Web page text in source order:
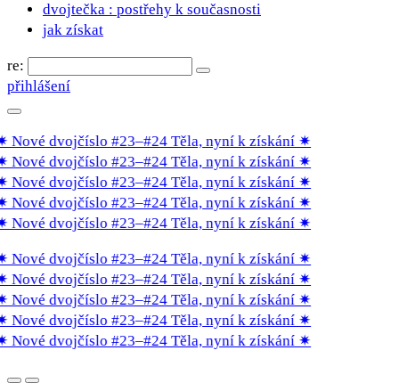
dvojtečka : postřehy k současnosti
jak získat
re:
přihlášení
Nové dvojčíslo #23–#24 Těla, nyní k získání ✷
Nové dvojčíslo #23–#24 Těla, nyní k získání ✷
Nové dvojčíslo #23–#24 Těla, nyní k získání ✷
Nové dvojčíslo #23–#24 Těla, nyní k získání ✷
Nové dvojčíslo #23–#24 Těla, nyní k získání ✷
Nové dvojčíslo #23–#24 Těla, nyní k získání ✷
Nové dvojčíslo #23–#24 Těla, nyní k získání ✷
Nové dvojčíslo #23–#24 Těla, nyní k získání ✷
Nové dvojčíslo #23–#24 Těla, nyní k získání ✷
Nové dvojčíslo #23–#24 Těla, nyní k získání ✷